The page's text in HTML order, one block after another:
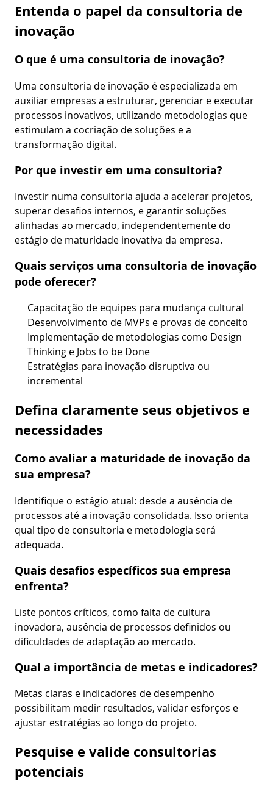
Entenda o papel da consultoria de
inovação
O que é uma consultoria de inovação?
Uma consultoria de inovação é especializada em
auxiliar empresas a estruturar, gerenciar e executar
processos inovativos, utilizando metodologias que
estimulam a cocriação de soluções e a
transformação digital.
Por que investir em uma consultoria?
Investir numa consultoria ajuda a acelerar projetos,
superar desafios internos, e garantir soluções
alinhadas ao mercado, independentemente do
estágio de maturidade inovativa da empresa.
Quais serviços uma consultoria de inovação
pode oferecer?
Capacitação de equipes para mudança cultural
Desenvolvimento de MVPs e provas de conceito
Implementação de metodologias como Design
Thinking e Jobs to be Done
Estratégias para inovação disruptiva ou
incremental
Defina claramente seus objetivos e
necessidades
Como avaliar a maturidade de inovação da
sua empresa?
Identifique o estágio atual: desde a ausência de
processos até a inovação consolidada. Isso orienta
qual tipo de consultoria e metodologia será
adequada.
Quais desafios específicos sua empresa
enfrenta?
Liste pontos críticos, como falta de cultura
inovadora, ausência de processos definidos ou
dificuldades de adaptação ao mercado.
Qual a importância de metas e indicadores?
Metas claras e indicadores de desempenho
possibilitam medir resultados, validar esforços e
ajustar estratégias ao longo do projeto.
Pesquise e valide consultorias
potenciais